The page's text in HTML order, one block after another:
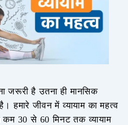
जरूरी है उतना ही मानसिक
हमारे जीवन में व्यायाम का महत्व
कम 30 से 60 मिनट तक व्यायाम